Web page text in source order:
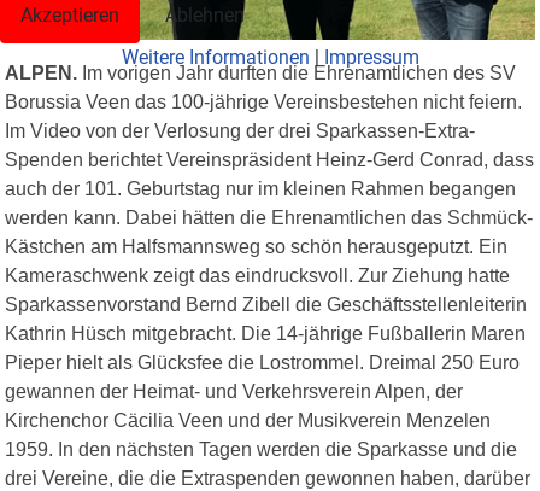
ALPEN. Im vorigen Jahr durften die Ehrenamtlichen des SV
Borussia Veen das 100-jährige Vereinsbestehen nicht feiern.
Im Video von der Verlosung der drei Sparkassen-Extra-
Spenden berichtet Vereinspräsident Heinz-Gerd Conrad, dass
auch der 101. Geburtstag nur im kleinen Rahmen begangen
werden kann. Dabei hätten die Ehrenamtlichen das Schmück-
Kästchen am Halfsmannsweg so schön herausgeputzt. Ein
Kameraschwenk zeigt das eindrucksvoll. Zur Ziehung hatte
Sparkassenvorstand Bernd Zibell die Geschäftsstellenleiterin
Kathrin Hüsch mitgebracht. Die 14-jährige Fußballerin Maren
Pieper hielt als Glücksfee die Lostrommel. Dreimal 250 Euro
gewannen der Heimat- und Verkehrsverein Alpen, der
Kirchenchor Cäcilia Veen und der Musikverein Menzelen
1959. In den nächsten Tagen werden die Sparkasse und die
drei Vereine, die die Extraspenden gewonnen haben, darüber
Akzeptieren
Ablehnen
Weitere Informationen | Impressum